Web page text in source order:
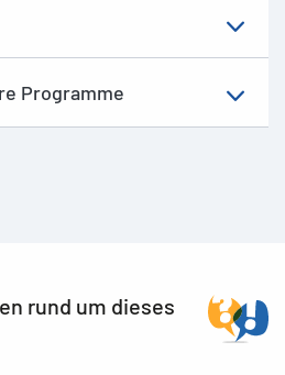
Programme
rund um dieses